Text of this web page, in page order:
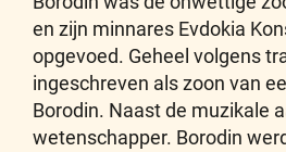
en zijn minnares Evdokia
opgevoed. Geheel volgens
ingeschreven als zoon van
Borodin. Naast de muzikale
wetenschapper. Borodin